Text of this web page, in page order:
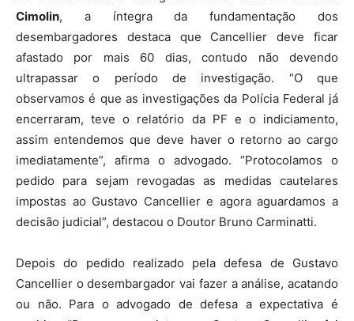
Cimolin, a íntegra da fundamentação dos
desembargadores destaca que Cancellier deve ficar
afastado por mais 60 dias, contudo não devendo
ultrapassar o período de investigação. “O que
observamos é que as investigações da Polícia Federal já
encerraram, teve o relatório da PF e o indiciamento,
assim entendemos que deve haver o retorno ao cargo
imediatamente”, afirma o advogado. “Protocolamos o
pedido para sejam revogadas as medidas cautelares
impostas ao Gustavo Cancellier e agora aguardamos a
decisão judicial”, destacou o Doutor Bruno Carminatti.
Depois do pedido realizado pela defesa de Gustavo
Cancellier o desembargador vai fazer a análise, acatando
ou não. Para o advogado de defesa a expectativa é